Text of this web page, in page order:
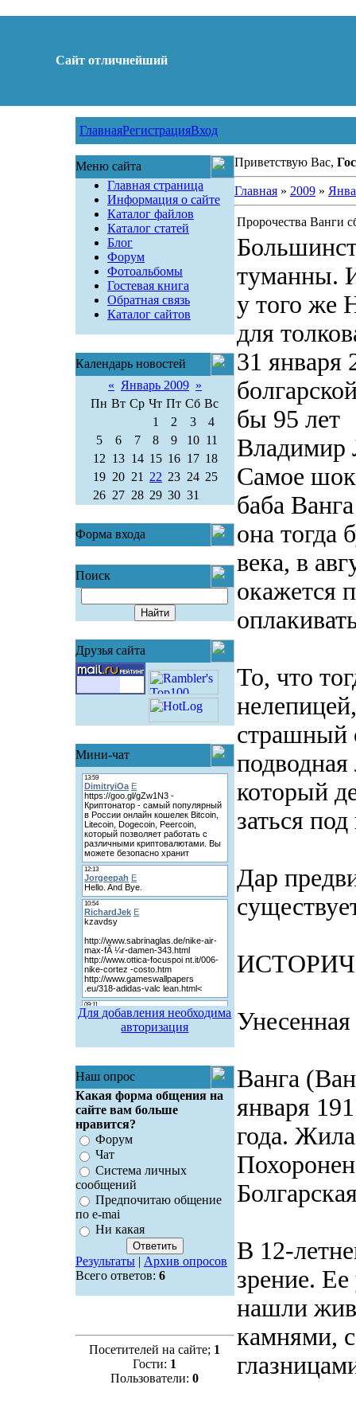
Сайт отличнейший
ГлавнаяРегистрацияВход
Меню сайта
Главная страница
Информация о сайте
Каталог файлов
Каталог статей
Блог
Форум
Фотоальбомы
Гостевая книга
Обратная связь
Каталог сайтов
Календарь новостей
« Январь 2009 »
Пн Вт Ср Чт Пт Сб Вс
1
2 3
4
5
6 7 8 9 10 11
12 13 14 15 16 17 18
19 20 21 22 23 24 25
26 27 28 29 30 31
Форма входа
Поиск
Друзья сайта
Мини-чат
Для добавления необходима
авторизация
Наш опрос
Какая форма общения на
сайте вам больше
нравится?
Форум
Чат
Система личных
сообщений
Предпочитаю общение
по e-mai
Ни какая
Результаты| Архив опросов
Всего ответов: 6
Посетителей на сайте; 1
Гости: 1
Пользователи:0
Приветствую Вас,
Главная» 2009 »
Пророчества Ванги
туманны.
у того же
для
31 января
бы 95 лет
Самое
баба
она тогда
века, в
окажется
То, что
страшный
подводная
который
заться
Дар
Ванга
января
года.
В 12-
зрение.
нашли
камнями,